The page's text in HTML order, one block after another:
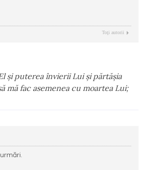
Toţi autorii
şi puterea învierii Lui şi părtăşia
mă fac asemenea cu moartea Lui;